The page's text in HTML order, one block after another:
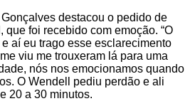
destacou o pedido de
que foi recebido com emoção. “O
aí eu trago esse esclarecimento
viu me trouxeram lá para uma
nós nos emocionamos quando
O Wendell pediu perdão e ali
20 a 30 minutos.